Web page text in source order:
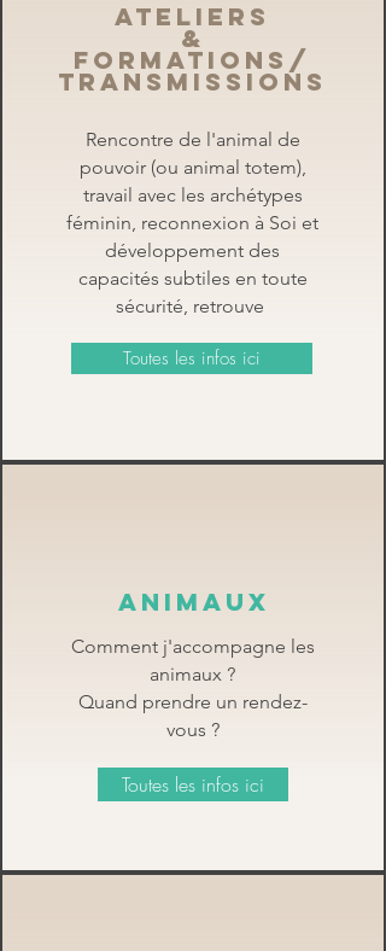
Ateliers
&
Formations/
transmissions
Rencontre de l'animal de
pouvoir (ou animal totem),
travail avec les archétypes
féminin, reconnexion à Soi et
développement des
capacités subtiles en toute
sécurité, retrouve
Toutes les infos ici
ANIMAUX
Comment j'accompagne les
animaux ?
Quand prendre un rendez-
vous ?
Toutes les infos ici